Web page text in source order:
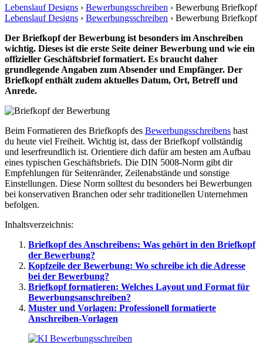
Lebenslauf Designs › Bewerbungsschreiben › Bewerbung Briefkopf
Lebenslauf Designs › Bewerbungsschreiben › Bewerbung Briefkopf
Der Briefkopf der Bewerbung ist besonders im Anschreiben
wichtig. Dieses ist die erste Seite deiner Bewerbung und wie ein
offizieller Geschäftsbrief formatiert. Es braucht daher
grundlegende Angaben zum Absender und Empfänger. Der
Briefkopf enthält zudem aktuelles Datum, Ort, Betreff und
Anrede.
Beim Formatieren des Briefkopfs des Bewerbungsschreibens hast
du heute viel Freiheit. Wichtig ist, dass der Briefkopf vollständig
und leserfreundlich ist. Orientiere dich dafür am besten am Aufbau
eines typischen Geschäftsbriefs. Die DIN 5008-Norm gibt dir
Empfehlungen für Seitenränder, Zeilenabstände und sonstige
Einstellungen. Diese Norm solltest du besonders bei Bewerbungen
bei konservativen Branchen oder sehr traditionellen Unternehmen
befolgen.
Inhaltsverzeichnis:
Briefkopf des Anschreibens: Was gehört in den Briefkopf
der Bewerbung?
Kopfzeile der Bewerbung: Wo schreibe ich die Adresse
bei der Bewerbung?
Briefkopf formatieren: Welches Layout und Format für
Bewerbungsanschreiben?
Muster und Vorlagen: Professionell formatierte
Anschreiben-Vorlagen